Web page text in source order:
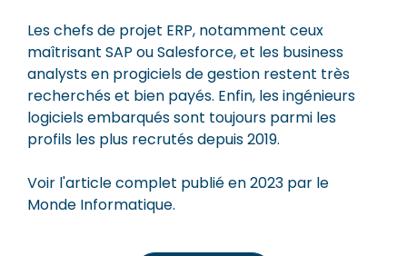
Les chefs de projet ERP, notamment ceux
maîtrisant SAP ou Salesforce, et les business
analysts en progiciels de gestion restent très
recherchés et bien payés. Enfin, les ingénieurs
logiciels embarqués sont toujours parmi les
profils les plus recrutés depuis 2019.
Voir l'article complet publié en 2023 par le
Monde Informatique.